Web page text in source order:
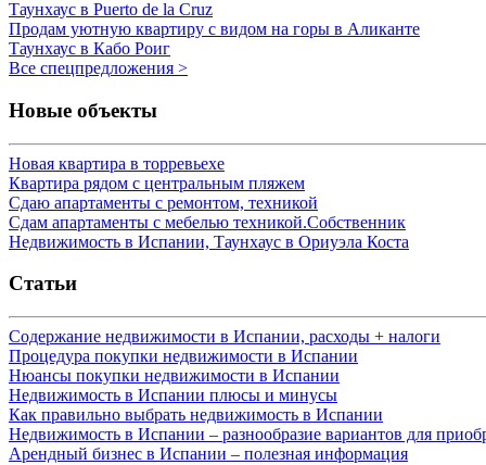
Таунхаус в Puerto de la Cruz
Продам уютную квартиру с видом на горы в Аликанте
Таунхаус в Кабо Роиг
Все спецпредложения >
Новые объекты
Новая квартира в торревьехе
Квартира рядом с центральным пляжем
Сдаю апартаменты с ремонтом, техникой
Сдам апартаменты с мебелью техникой.Собственник
Недвижимость в Испании, Таунхаус в Ориуэла Коста
Статьи
Содержание недвижимости в Испании, расходы + налоги
Процедура покупки недвижимости в Испании
Нюансы покупки недвижимости в Испании
Недвижимость в Испании плюсы и минусы
Как правильно выбрать недвижимость в Испании
Недвижимость в Испании – разнообразие вариантов для
Арендный бизнес в Испании – полезная информация